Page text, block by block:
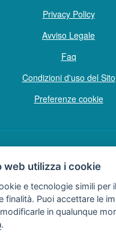
Privacy Policy
Avviso Legale
Faq
Condizioni d'uso del Sito
Preferenze cookie
Copyright © Tutti i diritti sono
a direzione e coordinamento
unipersonale
A. Costa n° 2 - 63822 P. S.
web utilizza i cookie
e tecnologie simili per
finalità. Puoi accettare le
in qualunque
.